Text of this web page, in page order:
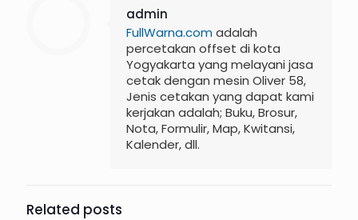
admin
FullWarna.comadalah
percetakan offset di kota
Yogyakarta yang melayani jasa
cetak dengan mesin Oliver 58,
Jenis cetakan yang dapat kami
kerjakan adalah; Buku, Brosur,
Nota, Formulir, Map, Kwitansi,
Kalender, dll.
Related posts